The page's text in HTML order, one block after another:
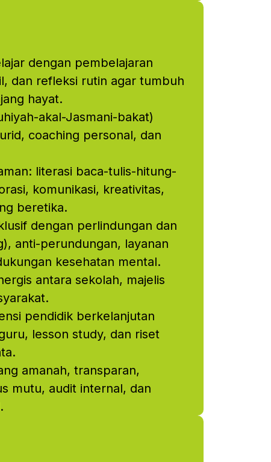
dengan pembelajaran
dan refleksi rutin agar tumbuh
hayat.
akal-Jasmani-bakat)
coaching personal, dan
literasi baca-tulis-hitung-
komunikasi, kreativitas,
beretika.
dengan perlindungan dan
anti-perundungan, layanan
kesehatan mental.
antara sekolah, majelis
pendidik berkelanjutan
lesson study, dan riset
amanah, transparan,
mutu, audit internal, dan